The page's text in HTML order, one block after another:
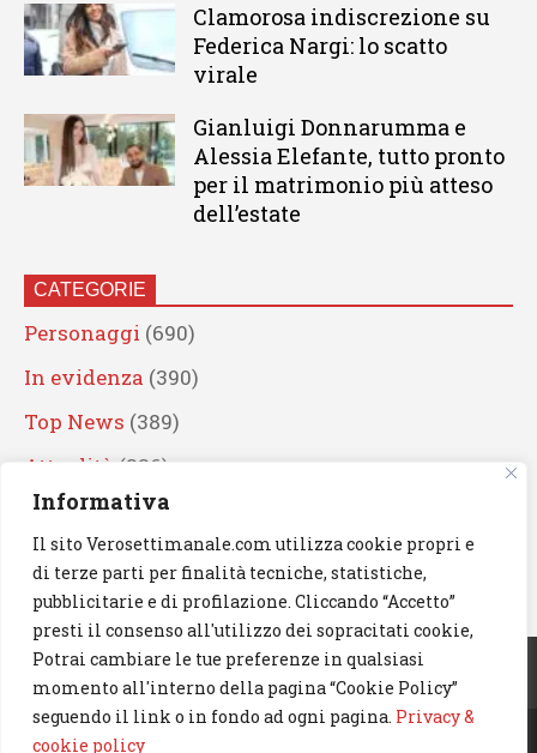
Informativa
Il sito Verosettimanale.com utilizza cookie propri e
di terze parti per finalità tecniche, statistiche,
pubblicitarie e di profilazione. Cliccando “Accetto”
presti il consenso all'utilizzo dei sopracitati cookie,
Potrai cambiare le tue preferenze in qualsiasi
momento all'interno della pagina “Cookie Policy”
seguendo il link o in fondo ad ogni pagina. Privacy &
cookie policy
Clamorosa indiscrezione su
Federica Nargi: lo scatto
virale
Gianluigi Donnarumma e
Alessia Elefante, tutto pronto
per il matrimonio più atteso
dell’estate
CATEGORIE
Personaggi (690)
In evidenza (390)
Top News (389)
Attualità (336)
Eventi(330)
Artisti (241)
News(239)
Cerca